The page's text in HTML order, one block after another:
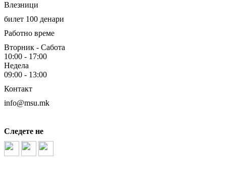
Влезници
билет 100 денари
Работно време
Вторник - Сабота
10:00 - 17:00
Недела
09:00 - 13:00
Контакт
info@msu.mk
Следете не